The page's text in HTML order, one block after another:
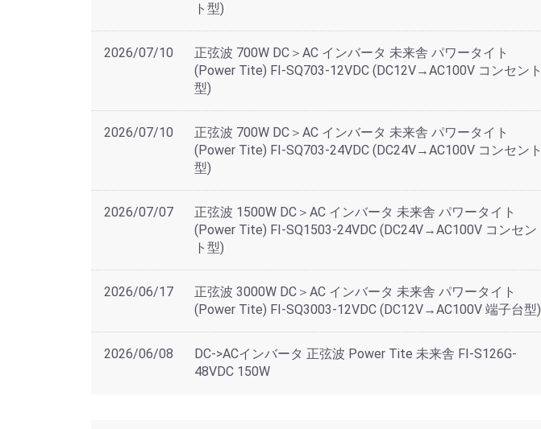
ト型)
2026/07/10
正弦波 700W DC＞AC インバータ 未来舎 パワータイト
(Power Tite) FI-SQ703-12VDC (DC12V→AC100V コンセント
型)
2026/07/10
正弦波 700W DC＞AC インバータ 未来舎 パワータイト
(Power Tite) FI-SQ703-24VDC (DC24V→AC100V コンセント
型)
2026/07/07
正弦波 1500W DC＞AC インバータ 未来舎 パワータイト
(Power Tite) FI-SQ1503-24VDC (DC24V→AC100V コンセン
ト型)
2026/06/17
正弦波 3000W DC＞AC インバータ 未来舎 パワータイト
(Power Tite) FI-SQ3003-12VDC (DC12V→AC100V 端子台型)
2026/06/08
DC->ACインバータ 正弦波 Power Tite 未来舎 FI-S126G-
48VDC 150W